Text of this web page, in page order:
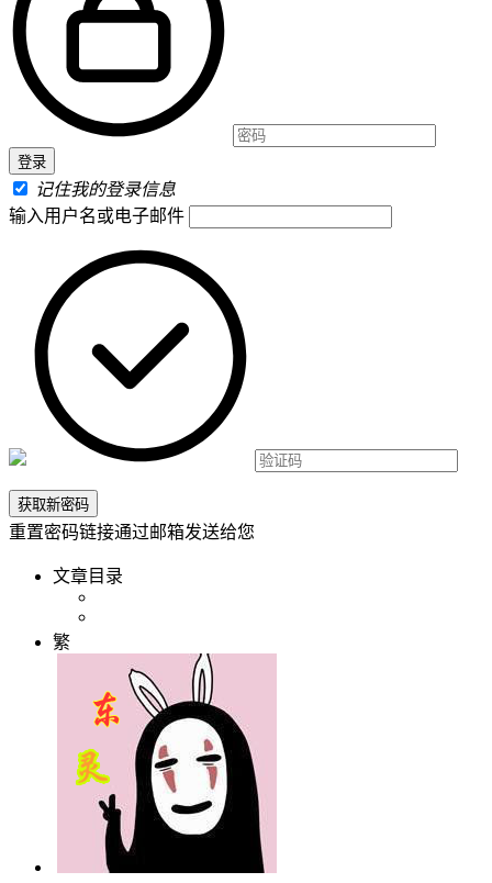
记住我的登录信息
输入用户名或电子邮件
重置密码链接通过邮箱发送给您
文章目录
繁